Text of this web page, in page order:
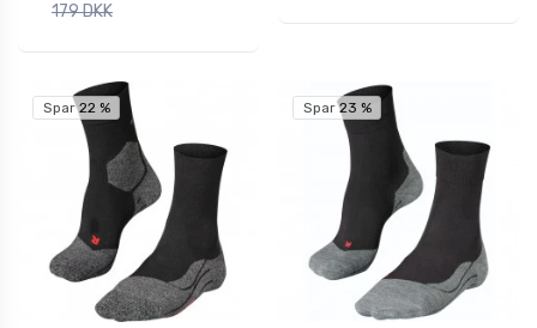
179 DKK
Spar 22 % Spar 23 %